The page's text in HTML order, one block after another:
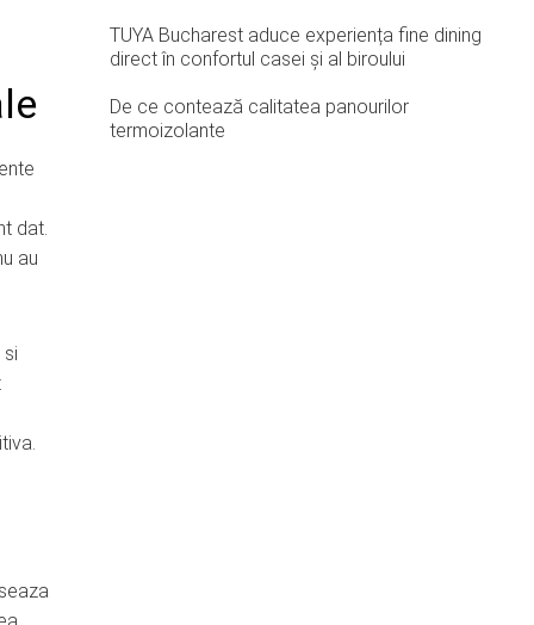
dat.
au
TUYA Bucharest aduce experiența fine dining
direct în confortul casei și al biroului
De ce contează calitatea panourilor
termoizolante